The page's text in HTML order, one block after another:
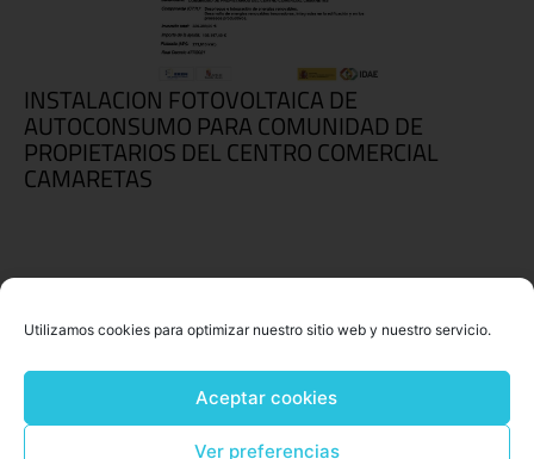
Utilizamos cookies para optimizar nuestro sitio web y nuestro servicio.
Aceptar cookies
Ver preferencias
INSTALACION FOTOVOLTAICA DE
AUTOCONSUMO PARA COMUNIDAD DE
PROPIETARIOS DEL CENTRO COMERCIAL
CAMARETAS